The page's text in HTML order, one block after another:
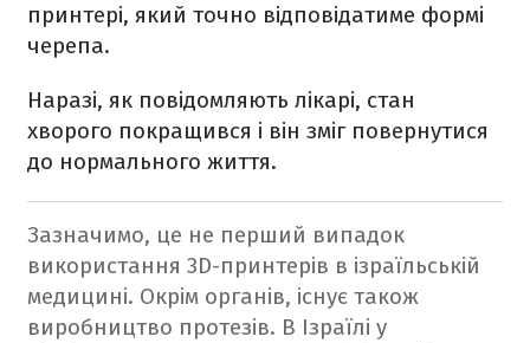
принтері, який точно відповідатиме формі
черепа.
Наразі, як повідомляють лікарі, стан
хворого покращився і він зміг повернутися
до нормального життя.
Зазначимо, це не перший випадок
використання 3D-принтерів в ізраїльській
медицині. Окрім органів, існує також
виробництво протезів. В Ізраїлі у